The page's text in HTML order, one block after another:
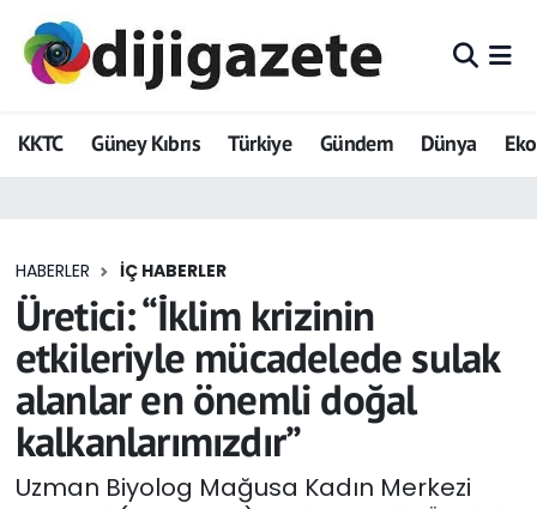
KKTC Güney Kıbrıs Türkiye Gündem Dünya
HABERLER İÇ HABERLER
Üretici: “İklim krizinin
etkileriyle mücadelede sulak
alanlar en önemli doğal
kalkanlarımızdır”
Uzman Biyolog Mağusa Kadın Merkezi
ADVERTORIAL
Dijigazete
Eğitim
Ekonomi
Foto Galeri
GEZİ
Hava Durumu
Trafik Durumu
Tüm Manşetler
Son Dakika Haberleri
Haber Arşivi